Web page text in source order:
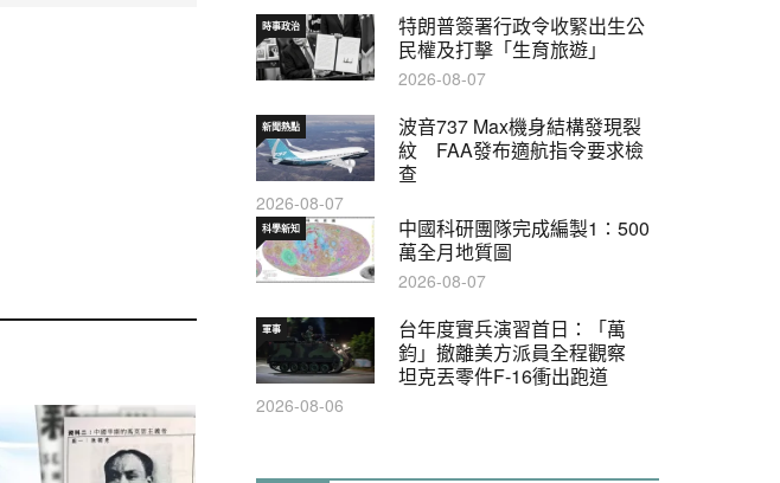
特朗普簽署行政令收緊出生公
民權及打擊「生育旅遊」
時事政治
2026-08-07
波音737 Max機身結構發現裂
紋 FAA發布適航指令要求檢
查
新聞熱點
2026-08-07
中國科研團隊完成編製1∶500
萬全月地質圖
科學新知
2026-08-07
台年度實兵演習首日：「萬
鈞」撤離美方派員全程觀察
坦克丟零件F-16衝出跑道
軍事
2026-08-06